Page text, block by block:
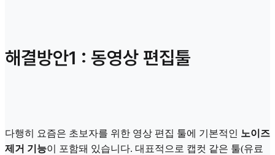
해결방안1 : 동영상 편집툴
다행히 요즘은 초보자를 위한 영상 편집 툴에 기본적인 노이즈
제거 기능이 포함돼 있습니다. 대표적으로 캡컷 같은 툴(유료